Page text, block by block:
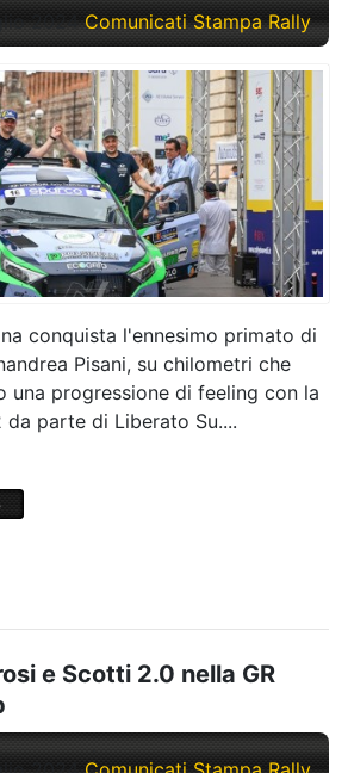
2024 Comunicati Stampa Rally
conquista l'ennesimo primato di
Pisani, su chilometri che
una progressione di feeling con la
da parte di Liberato Su....
e Scotti 2.0 nella GR